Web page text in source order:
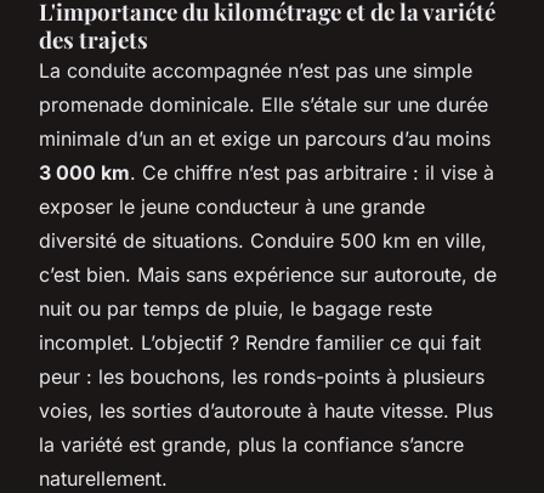
L'importance du kilométrage et de la variété
des trajets
La conduite accompagnée n’est pas une simple
promenade dominicale. Elle s’étale sur une durée
minimale d’un an et exige un parcours d’au moins
3 000 km. Ce chiffre n’est pas arbitraire : il vise à
exposer le jeune conducteur à une grande
diversité de situations. Conduire 500 km en ville,
c’est bien. Mais sans expérience sur autoroute, de
nuit ou par temps de pluie, le bagage reste
incomplet. L’objectif ? Rendre familier ce qui fait
peur : les bouchons, les ronds-points à plusieurs
voies, les sorties d’autoroute à haute vitesse. Plus
la variété est grande, plus la confiance s’ancre
naturellement.